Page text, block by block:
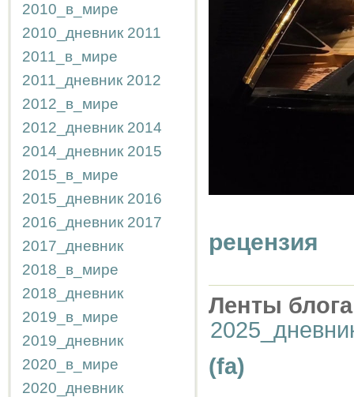
2010_в_мире
2010_дневник 2011
2011_в_мире
2011_дневник 2012
2012_в_мире
2012_дневник 2014
2014_дневник 2015
2015_в_мире
2015_дневник 2016
2016_дневник 2017
2017_дневник
2018_в_мире
2018_дневник
2019_в_мире
2019_дневник
2020_в_мире
2020_дневник
рецензия
Ленты
(fa)